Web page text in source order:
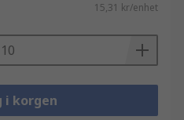
15,31 kr/enhet
i korgen